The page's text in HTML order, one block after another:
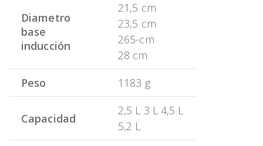
Diametro
base
inducción
21,5 cm
23,5 cm
265-cm
28 cm
Peso
1183 g
Capacidad
2,5 L 3 L4,5 L
5,2 L